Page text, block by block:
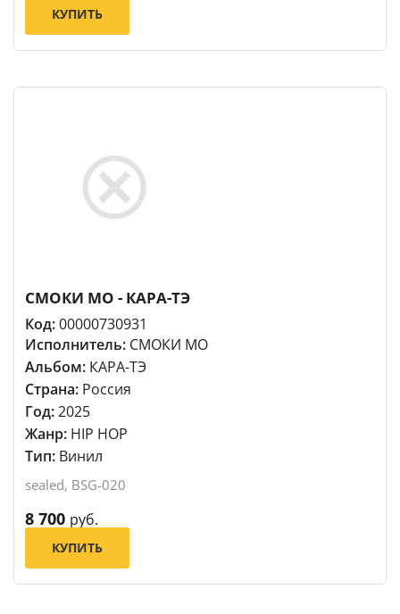
КУПИТЬ
СМОКИ МО - КАРА-ТЭ
Код:00000730931
Исполнитель: СМОКИ МО
Альбом: КАРА-ТЭ
Страна: Россия
Год:2025
Жанр: HIP HOP
Тип: Винил
sealed, BSG-020
8 700 руб.
КУПИТЬ